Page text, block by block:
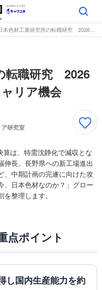
色材工業研究所の転職研究 2026年2月期決算に見るキャリア機会
転職研究 2026
リア機会
研究室
は、特需沈静化で減収とな
伸長。長野県への新工場進出
、中期計画の完遂に向けた攻
、日本色材なのか？」グロー
整理します。
点ポイント
し国内生産能力を約